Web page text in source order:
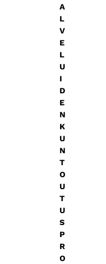
A
L
V
E
L
U
I
D
E
N
K
U
N
T
O
U
T
U
S
P
R
O